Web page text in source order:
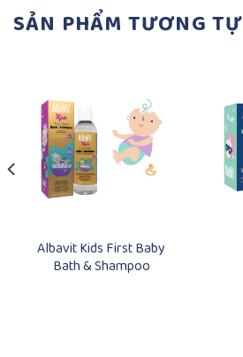
SẢN PHẨM TƯƠNG TỰ
Albavit Kids First Baby
Bath & Shampoo